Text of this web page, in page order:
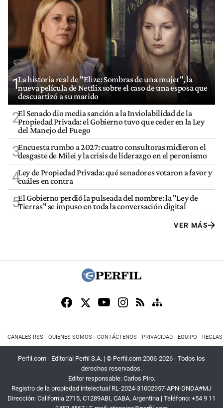
1La historia real de "Elize: Sombras de una mujer", la
nueva película de Netflix sobre el caso de una esposa que
descuartizó a su marido
2El Senado dio media sanción a la Inviolabilidad de la
Propiedad Privada: el Gobierno tuvo que ceder en la Ley
del Manejo del Fuego
3Encuesta rumbo a 2027: cuatro consultoras midieron el
desgaste de Milei y la crisis de liderazgo en el peronismo
4Ley de Propiedad Privada: qué senadores votaron a favor y
cuáles en contra
5El Gobierno perdió la pulseada del nombre: la "Ley de
Tierras" se impuso en toda la conversación digital
VER MÁS
CANALES RSS QUIENES SOMOS CONTÁCTENOS PRIVACIDAD EQUIPO
Perfil.com - Editorial Perfil S.A. | © Perfil.com 2006-2026 - Todos los
derechos reservados.
Editor responsable: Carlos Piro.
Registro de la propiedad intelectual RL-2024-31002957-APN-DNDA#MJ
Dirección: California 2715, C1289ABI, CABA, Argentina | Teléfono: +54 9 11